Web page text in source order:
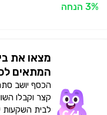
3% הנחה
מצאו את
המתאים
הכסף יושב
קצר וקבלו
לבית השקעות